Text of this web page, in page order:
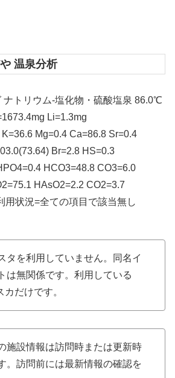
温泉分析
ナトリウム-塩化物・硫酸塩泉 86.0℃
Li=1.3mg
Mg=0.4 Ca=86.8 Sr=0.4
Br=2.8 HS=0.3
HCO3=48.8 CO3=6.0
HAsO2=2.2 CO2=3.7
状況=全ての項目で該当無し
タを利用していません。同名イ
は無関係です。利用している
だけです。
施設情報は訪問時または更新時
。訪問前には最新情報の確認を